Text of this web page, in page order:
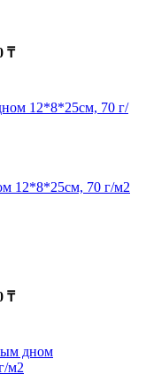
₸
12*8*25см, 70 г/м2
₸